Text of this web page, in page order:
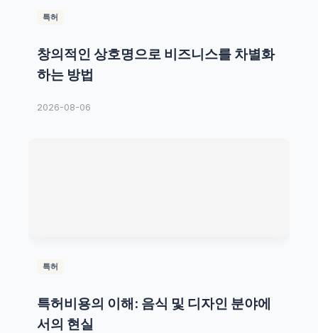
특허
창의적인 상호명으로 비즈니스를 차별화
하는 방법
2026-08-06
특허
특허비용의 이해: 음식 및 디자인 분야에
서의 현실